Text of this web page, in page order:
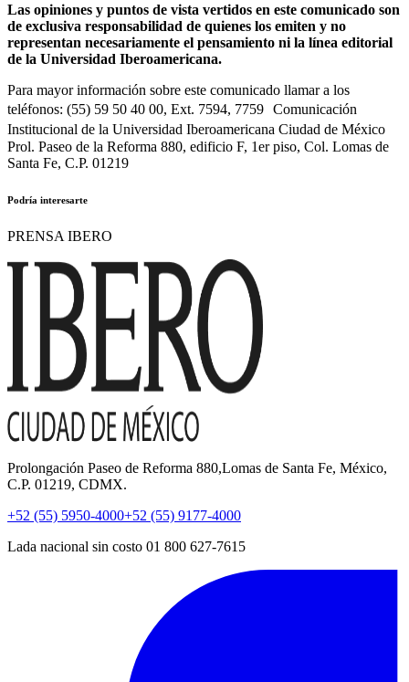
Las opiniones y puntos de vista vertidos en este comunicado son
de exclusiva responsabilidad de quienes los emiten y no
representan necesariamente el pensamiento ni la línea editorial
de la Universidad Iberoamericana.
Para mayor información sobre este comunicado llamar a los
teléfonos: (55) 59 50 40 00, Ext. 7594, 7759 Comunicación
Institucional de la Universidad Iberoamericana Ciudad de México
Prol. Paseo de la Reforma 880, edificio F, 1er piso, Col. Lomas de
Santa Fe, C.P. 01219
Podría interesarte
PRENSA IBERO
Prolongación Paseo de Reforma 880,Lomas de Santa Fe, México,
C.P. 01219, CDMX.
+52 (55) 5950-4000+52 (55) 9177-4000
Lada nacional sin costo 01 800 627-7615